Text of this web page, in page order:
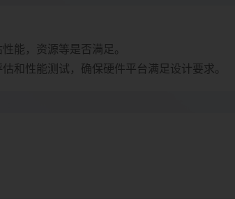
能，资源等是否满足。
和性能测试，确保硬件平台满足设计要求。